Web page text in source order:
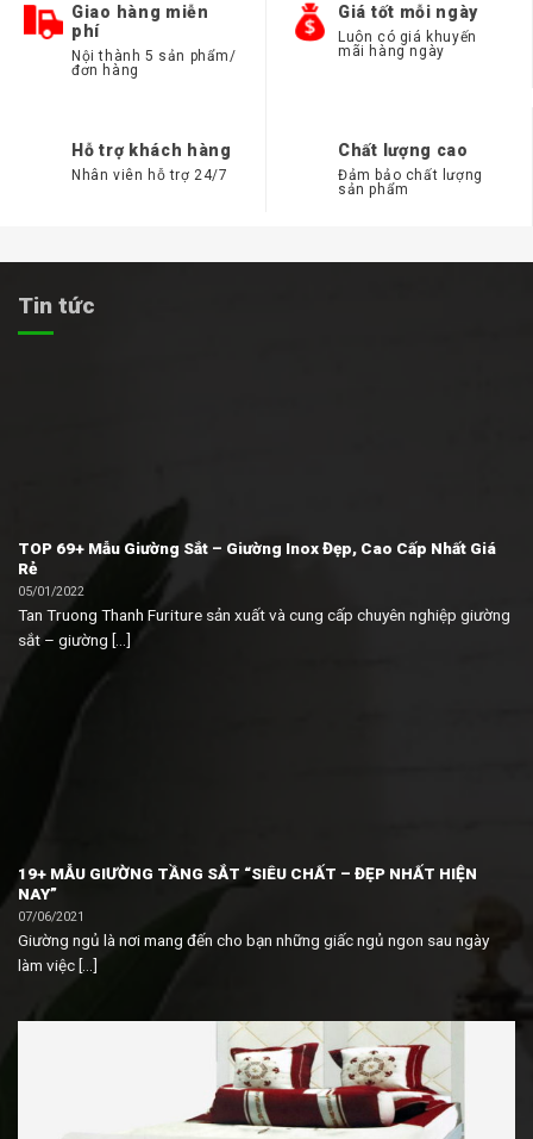
Giao hàng miễn
phí
Nội thành 5 sản phẩm/
đơn hàng
Giá tốt mỗi ngày
Luôn có giá khuyến
mãi hàng ngày
Hỗ trợ khách hàng
Nhân viên hỗ trợ 24/7
Chất lượng cao
Đảm bảo chất lượng
sản phẩm
Tin tức
TOP 69+ Mẫu Giường Sắt – Giường Inox Đẹp, Cao Cấp Nhất Giá
Rẻ
05/01/2022
Tan Truong Thanh Furiture sản xuất và cung cấp chuyên nghiệp giường
sắt – giường [...]
19+ MẪU GIƯỜNG TẦNG SẮT “SIÊU CHẤT – ĐẸP NHẤT HIỆN
NAY”
07/06/2021
Giường ngủ là nơi mang đến cho bạn những giấc ngủ ngon sau ngày
làm việc [...]